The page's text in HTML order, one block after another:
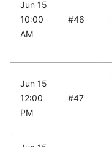
Jun 15
10:00
AM
#46
Jun 15
12:00
PM
#47